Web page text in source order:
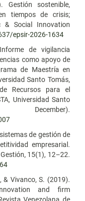
Gestión sostenible,
tiempos de crisis;
& Social Innovation
epsir-2026-1634
de vigilancia
como apoyo de
de Maestría en
Santo Tomás,
Recursos para el
Universidad Santo
de gestión de
empresarial.
15(1), 12–22.
& Vivanco, S. (2019).
and firm